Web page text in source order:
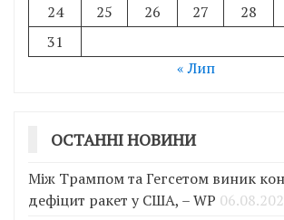
24
25 26 27 28
31
« Лип
ОСТАННІ НОВИНИ
Між Трампом та Гегсетом виник
дефіцит ракет у США, – WP